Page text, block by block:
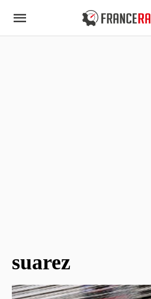
suarez